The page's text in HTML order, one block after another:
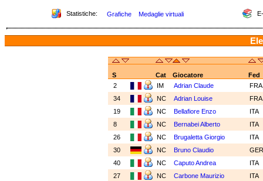
Statistiche: Grafiche Medaglie virtuali
S Cat Giocatore
Fed
2
IM Adrian Claude
34
NC Adrian Louise
19
NC Bellafiore Enzo
ITA
8
NC Bernabei Alberto
ITA
26
NC Brugaletta Giorgio
ITA
30
NC Bruno Claudio
40
NC Caputo Andrea
ITA
27
NC Carbone Maurizio
ITA